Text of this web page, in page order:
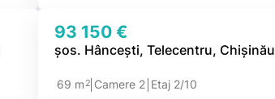
93 150 €
șos. Hâncești, Telecentru, Chișinău
69 m 2 Camere 2 Etaj 2/10